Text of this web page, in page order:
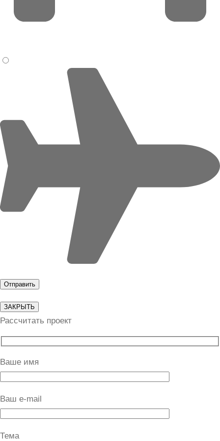
ЗАКРЫТЬ
Рассчитать проект
Ваше имя
Ваш e-mail
Тема